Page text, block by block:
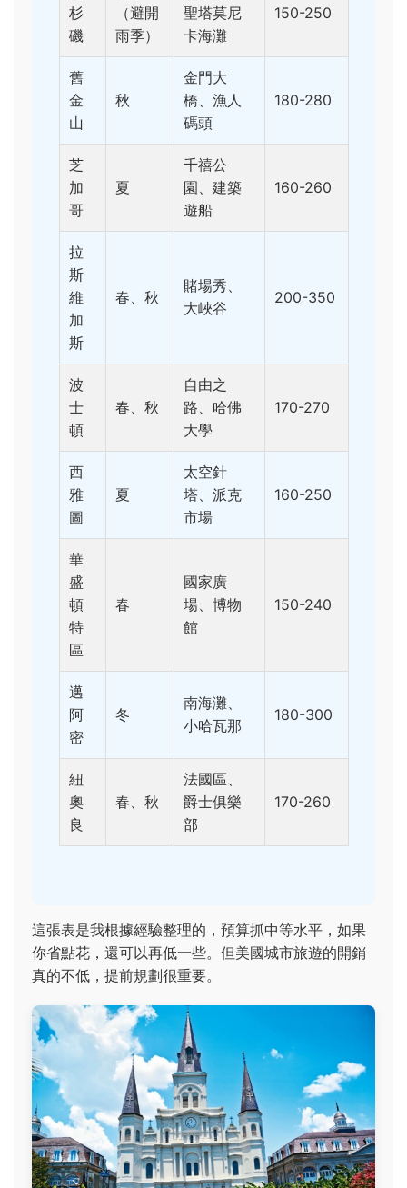
杉
磯
（避開
雨季）
聖塔莫尼
卡海灘
150-250
舊
金
山
秋
金門大
橋、漁人
碼頭
180-280
芝
加
哥
夏
千禧公
園、建築
遊船
160-260
拉
斯
維
加
斯
春、秋
賭場秀、
大峽谷
200-350
波
士
頓
春、秋
自由之
路、哈佛
大學
170-270
西
雅
圖
夏
太空針
塔、派克
市場
160-250
華
盛
頓
特
區
春
國家廣
場、博物
館
150-240
邁
阿
密
冬
南海灘、
小哈瓦那
180-300
紐
奧
良
春、秋
法國區、
爵士俱樂
部
170-260
這張表是我根據經驗整理的，預算抓中等水平，如果
你省點花，還可以再低一些。但美國城市旅遊的開銷
真的不低，提前規劃很重要。